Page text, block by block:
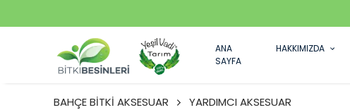
ANA
SAYFA
HAKKIMIZDA
BAHÇE BİTKİ AKSESUAR YARDIMCI AKSESUAR